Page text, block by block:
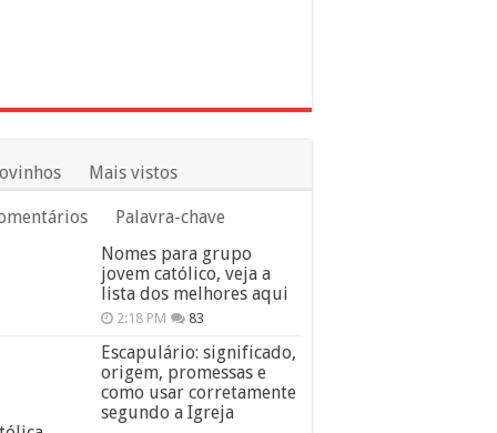
Mais vistos
Palavra-chave
Nomes para grupo
jovem católico, veja a
lista dos melhores aqui
2:18 PM 83
Escapulário: significado,
origem, promessas e
como usar corretamente
segundo a Igreja